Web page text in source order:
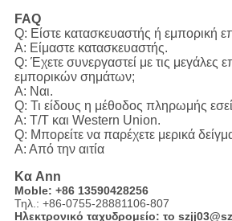
FAQ
Q: Είστε κατασκευαστής ή εμπορική
Α: Είμαστε κατασκευαστής.
Q: Έχετε συνεργαστεί με τις μεγάλες
εμπορικών σημάτων;
Α: Ναι.
Q: Τι είδους η μέθοδος πληρωμής
Α: T/T και Western Union.
Q: Μπορείτε να παρέχετε μερικά
Α: Από την αιτία
Κα Ann
Moble: +86 13590428256
Τηλ.: +86-0755-28881106-807
Ηλεκτρονικό ταχυδρομείο: το